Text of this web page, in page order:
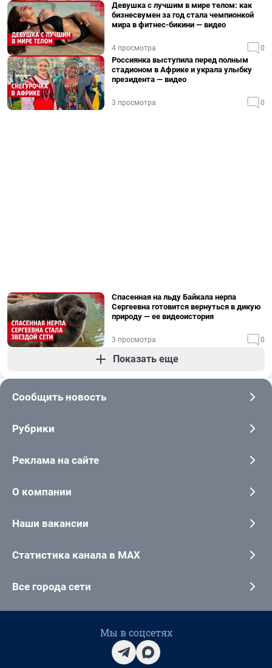
Девушка с лучшим в мире телом: как
бизнесвумен за год стала чемпионкой
мира в фитнес-бикини — видео
4 просмотра 0
Россиянка выступила перед полным
стадионом в Африке и украла улыбку
президента — видео
3 просмотра 0
Спасенная на льду Байкала нерпа
Сергеевна готовится вернуться в дикую
природу — ее видеоистория
3 просмотра 0
Показать еще
Сообщить новость
Рубрики
Реклама на сайте
О компании
Наши вакансии
Статистика канала в MAX
Все города сети
Мы в соцсетях